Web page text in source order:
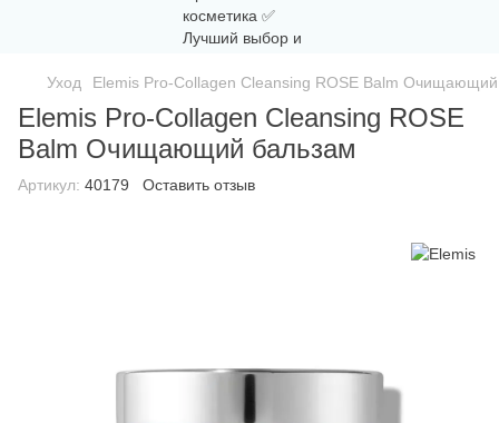
Уход Elemis Pro-Collagen Cleansing ROSE Balm
Elemis Pro-Collagen Cleansing ROSE
Balm Очищающий бальзам
Артикул: 40179 Оставить отзыв